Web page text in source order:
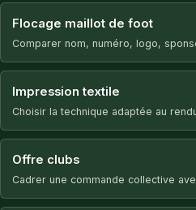
Flocage maillot de foot
Comparer nom, numéro, logo,
Impression textile
Choisir la technique adaptée au
Offre clubs
Cadrer une commande collective